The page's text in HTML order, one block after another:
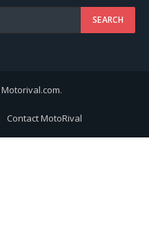
Motorival.com.
Contact MotoRival